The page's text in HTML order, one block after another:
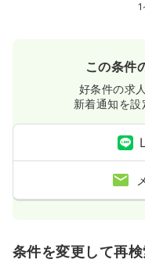
この条件
好条件の求
新着通知を
条件を変更して再